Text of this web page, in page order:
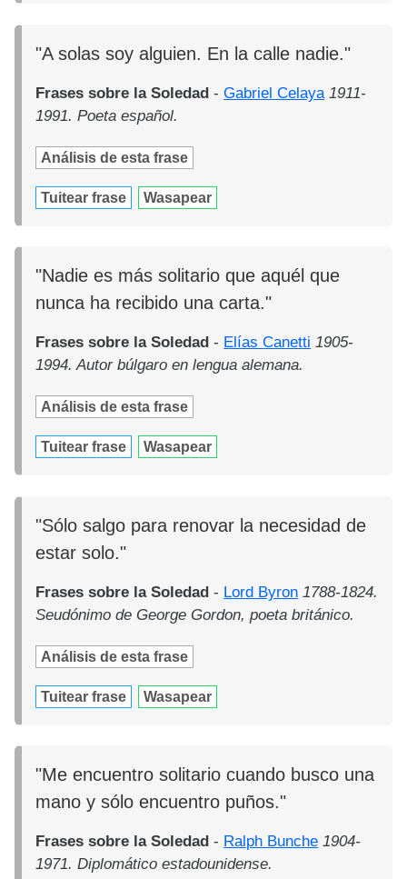
"A solas soy alguien. En la calle nadie."
Frases sobre la Soledad -Gabriel Celaya 1911-
1991. Poeta español.
Análisis de esta frase
Tuitear frase Wasapear
"Nadie es más solitario que aquél que
nunca ha recibido una carta."
Frases sobre la Soledad - Elías Canetti 1905-
1994. Autor búlgaro en lengua alemana.
Análisis de esta frase
Tuitear frase Wasapear
"Sólo salgo para renovar la necesidad de
estar solo."
Frases sobre la Soledad - Lord Byron 1788-1824.
Seudónimo de George Gordon, poeta británico.
Análisis de esta frase
Tuitear frase Wasapear
"Me encuentro solitario cuando busco una
mano y sólo encuentro puños."
Frases sobre la Soledad - Ralph Bunche 1904-
1971. Diplomático estadounidense.